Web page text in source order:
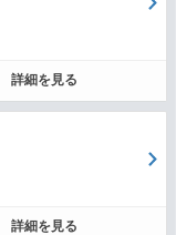
詳細を見る
詳細を見る